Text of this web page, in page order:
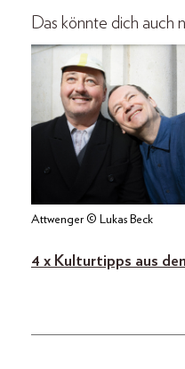
Das könnte dich auch
Attwenger © Lukas Beck
4 x Kulturtipps aus